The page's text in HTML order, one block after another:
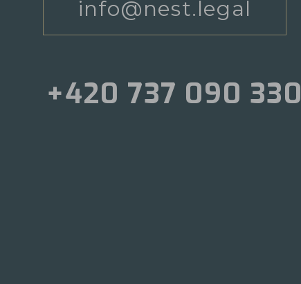
info@nest.legal
+420 737 090 330